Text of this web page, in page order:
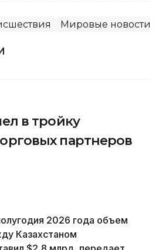
Мировые новости
в тройку
партнеров
2026 года объем
Казахстаном